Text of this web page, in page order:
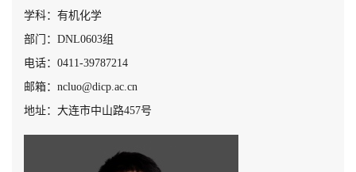
学科：有机化学
部门：DNL0603组
电话：0411-39787214
邮箱：ncluo@dicp.ac.cn
地址：大连市中山路457号